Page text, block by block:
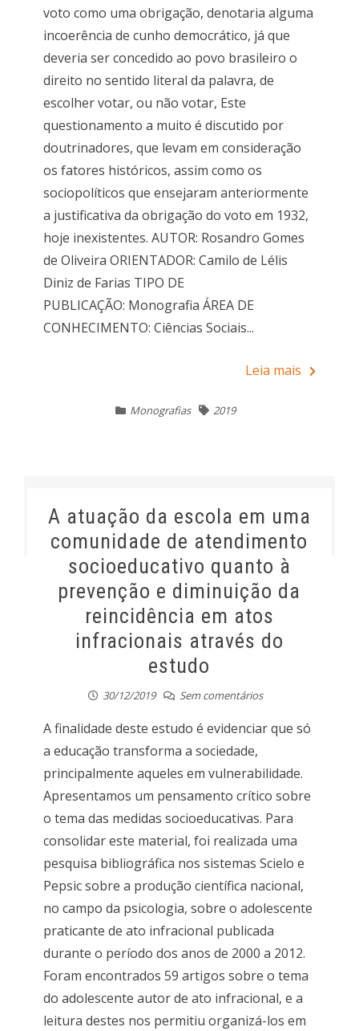
voto como uma obrigação, denotaria alguma
incoerência de cunho democrático, já que
deveria ser concedido ao povo brasileiro o
direito no sentido literal da palavra, de
escolher votar, ou não votar, Este
questionamento a muito é discutido por
doutrinadores, que levam em consideração
os fatores históricos, assim como os
sociopolíticos que ensejaram anteriormente
a justificativa da obrigação do voto em 1932,
hoje inexistentes. AUTOR: Rosandro Gomes
de Oliveira ORIENTADOR: Camilo de Lélis
Diniz de Farias TIPO DE
PUBLICAÇÃO: Monografia ÁREA DE
CONHECIMENTO: Ciências Sociais...
Leia mais
Monografias 2019
A atuação da escola em uma
comunidade de atendimento
socioeducativo quanto à
prevenção e diminuição da
reincidência em atos
infracionais através do
estudo
30/12/2019 Sem comentários
A finalidade deste estudo é evidenciar que só
a educação transforma a sociedade,
principalmente aqueles em vulnerabilidade.
Apresentamos um pensamento crítico sobre
o tema das medidas socioeducativas. Para
consolidar este material, foi realizada uma
pesquisa bibliográfica nos sistemas Scielo e
Pepsic sobre a produção científica nacional,
no campo da psicologia, sobre o adolescente
praticante de ato infracional publicada
durante o período dos anos de 2000 a 2012.
Foram encontrados 59 artigos sobre o tema
do adolescente autor de ato infracional, e a
leitura destes nos permitiu organizá-los em